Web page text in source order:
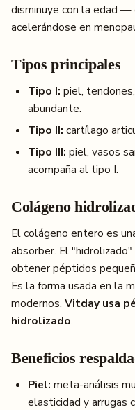
disminuye con la edad —
acelerándose en
Tipos principales
Tipo I: piel,
abundante.
Tipo II: cartílago
Tipo III: piel, vasos
acompaña al tipo I.
Colágeno
El colágeno entero es
absorber. El
obtener péptidos
Es la forma usada en la
modernos. Vitday usa
hidrolizado.
Beneficios
Piel: meta-análisis
elasticidad y arrugas